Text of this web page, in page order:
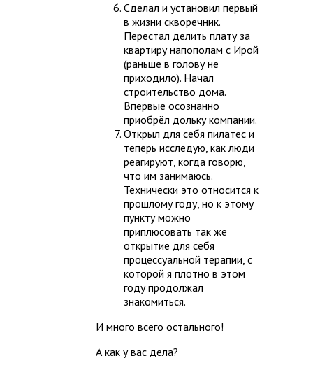
Сделал и установил первый
в жизни скворечник.
Перестал делить плату за
квартиру напополам с Ирой
(раньше в голову не
приходило). Начал
строительство дома.
Впервые осознанно
приобрёл дольку компании.
Открыл для себя пилатес и
теперь исследую, как люди
реагируют, когда говорю,
что им занимаюсь.
Технически это относится к
прошлому году, но к этому
пункту можно
приплюсовать так же
открытие для себя
процессуальной терапии, с
которой я плотно в этом
году продолжал
знакомиться.
И много всего остального!
А как у вас дела?